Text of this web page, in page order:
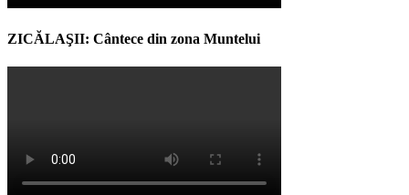
ZICĂLAŞII: Cântece din zona Muntelui